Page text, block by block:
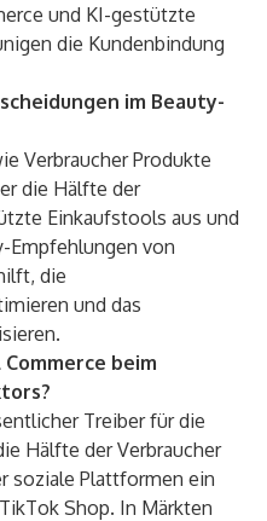
und KI-gestützte
die Kundenbindung
im Beauty-
Verbraucher Produkte
die Hälfte der
Einkaufstools aus und
Empfehlungen von
die
und das
beim
Treiber für die
Hälfte der Verbraucher
soziale Plattformen ein
Shop. In Märkten